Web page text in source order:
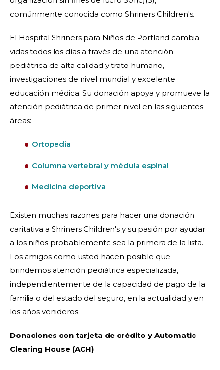
comúnmente conocida como Shriners Children's.
El Hospital Shriners para Niños de Portland cambia
vidas todos los días a través de una atención
pediátrica de alta calidad y trato humano,
investigaciones de nivel mundial y excelente
educación médica. Su donación apoya y promueve la
atención pediátrica de primer nivel en las siguientes
áreas:
Ortopedia
Columna vertebral y médula espinal
Medicina deportiva
Existen muchas razones para hacer una donación
caritativa a Shriners Children's y su pasión por ayudar
a los niños probablemente sea la primera de la lista.
Los amigos como usted hacen posible que
brindemos atención pediátrica especializada,
independientemente de la capacidad de pago de la
familia o del estado del seguro, en la actualidad y en
los años venideros.
Donaciones con tarjeta de crédito y Automatic
Clearing House (ACH)